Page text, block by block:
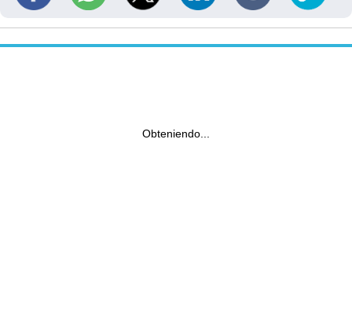
Obteniendo...